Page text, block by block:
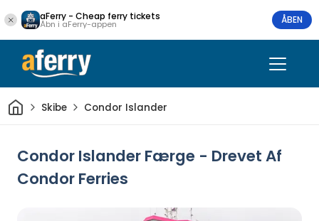
aFerry - Cheap ferry tickets
Åbn i aFerry-appen ÅBEN
HjemSkibe Condor Islander
Condor Islander Færge - Drevet Af
Condor Ferries